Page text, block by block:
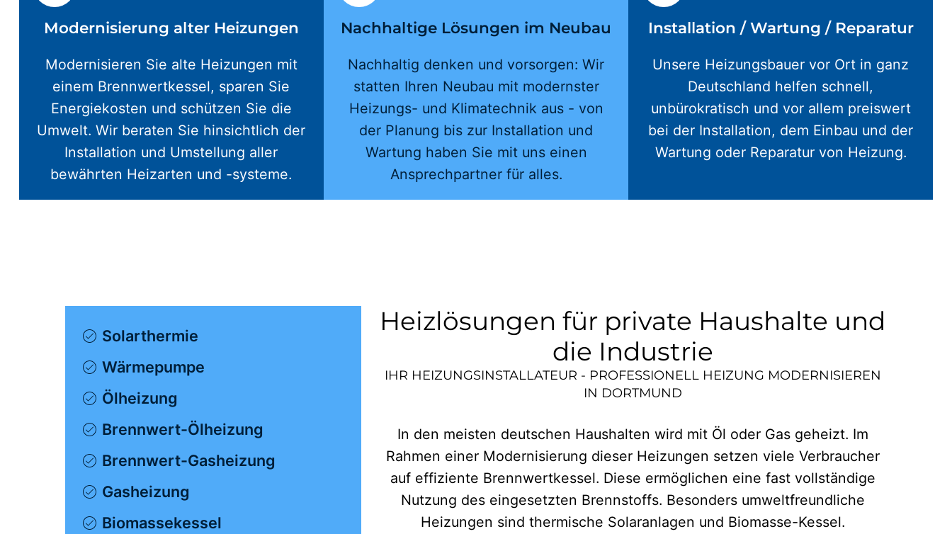
Modernisierung alter Heizungen
Modernisieren Sie alte Heizungen mit
einem Brennwertkessel, sparen Sie
Energiekosten und schützen Sie die
Umwelt. Wir beraten Sie hinsichtlich der
Installation und Umstellung aller
bewährten Heizarten und -systeme.
Nachhaltige Lösungen im Neubau
Nachhaltig denken und vorsorgen: Wir
statten Ihren Neubau mit modernster
Heizungs- und Klimatechnik aus - von
der Planung bis zur Installation und
Wartung haben Sie mit uns einen
Ansprechpartner für alles.
Installation / Wartung / Reparatur
Unsere Heizungsbauer vor Ort in ganz
Deutschland helfen schnell,
unbürokratisch und vor allem preiswert
bei der Installation, dem Einbau und der
Wartung oder Reparatur von Heizung.
Solarthermie
Wärmepumpe
Ölheizung
Brennwert-Ölheizung
Brennwert-Gasheizung
Gasheizung
Biomassekessel
Heizlösungen für private Haushalte und
die Industrie
IHR HEIZUNGSINSTALLATEUR - PROFESSIONELL HEIZUNG MODERNISIEREN
IN DORTMUND
In den meisten deutschen Haushalten wird mit Öl oder Gas geheizt. Im
Rahmen einer Modernisierung dieser Heizungen setzen viele Verbraucher
auf effiziente Brennwertkessel. Diese ermöglichen eine fast vollständige
Nutzung des eingesetzten Brennstoffs. Besonders umweltfreundliche
Heizungen sind thermische Solaranlagen und Biomasse-Kessel.